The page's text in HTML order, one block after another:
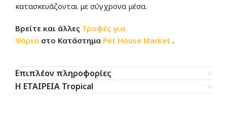
κατασκευάζονται με σύγχρονα μέσα.
Βρείτε και άλλες Τροφές για
Ψάρια στο Κατάστημα Pet House Market .
Επιπλέον πληροφορίες
Η ΕΤΑΙΡΕΙΑ Tropical